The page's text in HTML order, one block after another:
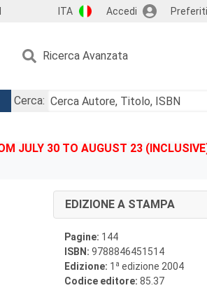
ITA Accedi Preferiti
Ricerca Avanzata
Cerca:
JULY 30 TO AUGUST 23
EDIZIONE A STAMPA
Pagine: 144
ISBN: 9788846451514
Edizione: 1 a edizione 2004
Codice editore: 85.37